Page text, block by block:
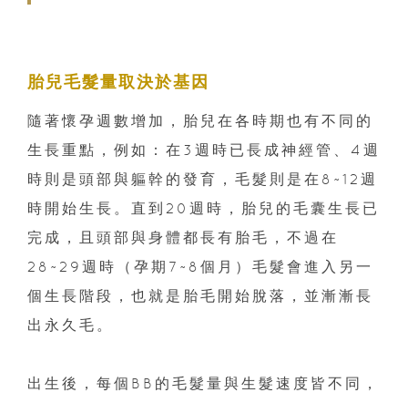
胎兒毛髮量取決於基因
隨著懷孕週數增加，胎兒在各時期也有不同的
生長重點，例如：在3週時已長成神經管、4週
時則是頭部與軀幹的發育，毛髮則是在8~12週
時開始生長。直到20週時，胎兒的毛囊生長已
完成，且頭部與身體都長有胎毛，不過在
28~29週時（孕期7~8個月）毛髮會進入另一
個生長階段，也就是胎毛開始脫落，並漸漸長
出永久毛。
出生後，每個BB的毛髮量與生髮速度皆不同，